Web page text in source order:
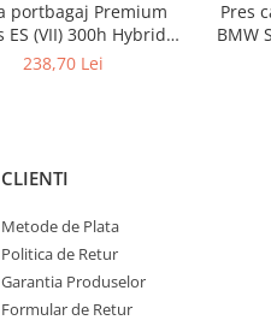
portbagaj Premium
ES (VII) 300h Hybrid
09.2018-prezent
238,70 Lei
Pres
BMW
CLIENTI
Metode de Plata
Politica de Retur
Garantia Produselor
Formular de Retur